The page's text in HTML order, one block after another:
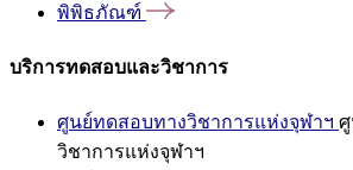
พิพิธภัณฑ์
บริการทดสอบและวิชาการ
ศูนย์ทดสอบทางวิชาการแห่งจุฬาฯ
วิชาการแห่งจุฬาฯ